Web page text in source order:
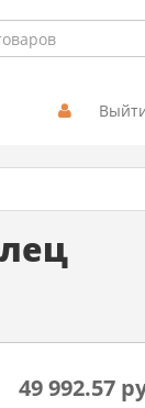
49 992.57